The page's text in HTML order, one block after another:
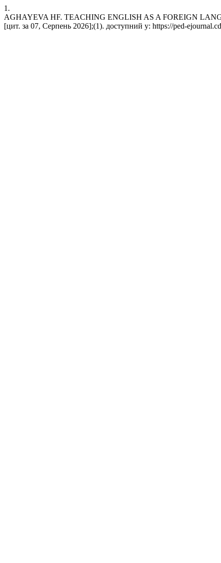
1.
AGHAYEVA HF. TEACHING ENGLISH AS A FOREIGN
[цит. за 07, Серпень 2026];(1). доступний у: https://ped-